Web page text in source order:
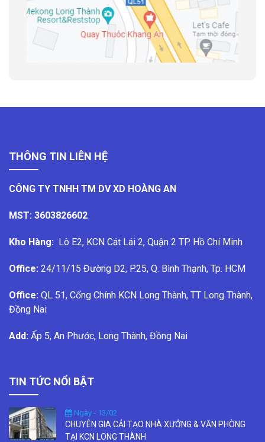
THÔNG TIN LIÊN HỆ
CÔNG TY TNHH TM DV XD HOÀNG AN
MST: 3603826602
Kho Hàng: Lô E2, KCN Cát Lái 2, Quận 2 TP. Hồ Chí Minh
Office: 24/11/15 Đường D2, P.25, Q. Bình Thạnh, Tp. HCM
Office: QL 51, Cổng Chính KCN Long Thành, TT Long Thành,
Đồng Nai
Add: Ấp 5, An Phước, Long Thành, Đồng Nai
TIN TỨC NỔI BẬT
Ngày - 13/02
CHUYÊN GIA CẢI TẠO NHÀ XƯỞNG & VĂN PHÒNG
TẠI KCN LONG THÀNH